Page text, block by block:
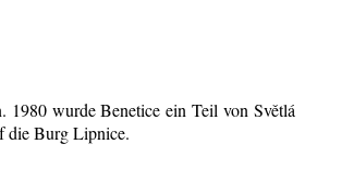
1980 wurde Benetice ein Teil von Světlá
die Burg Lipnice.